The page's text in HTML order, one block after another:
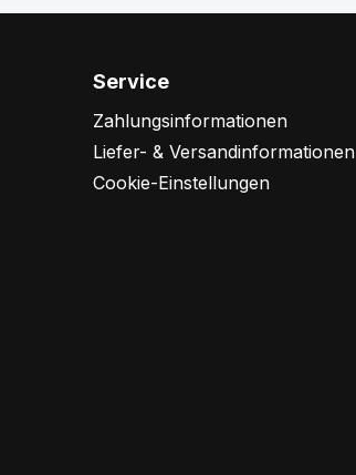
Service
Zahlungsinformationen
Liefer- & Versandinformationen
Cookie-Einstellungen